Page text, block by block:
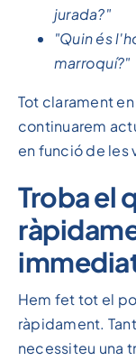
jurada?"
"Quin és
marroquí?"
Tot clarament
continuarem
en funció de les
Troba el
Hem fet tot el
ràpidament.
necessiteu una